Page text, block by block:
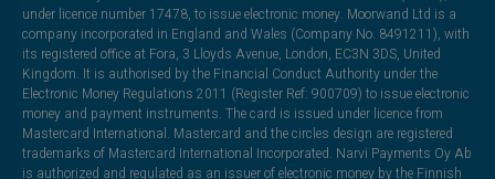
under licence number 17478, to issue electronic money. Moorwand Ltd is a
company incorporated in England and Wales (Company No. 8491211), with
its registered office at Fora, 3 Lloyds Avenue, London, EC3N 3DS, United
Kingdom. It is authorised by the Financial Conduct Authority under the
Electronic Money Regulations 2011 (Register Ref: 900709) to issue electronic
money and payment instruments. The card is issued under licence from
Mastercard International. Mastercard and the circles design are registered
trademarks of Mastercard International Incorporated. Narvi Payments Oy Ab
is authorized and regulated as an issuer of electronic money by the Finnish